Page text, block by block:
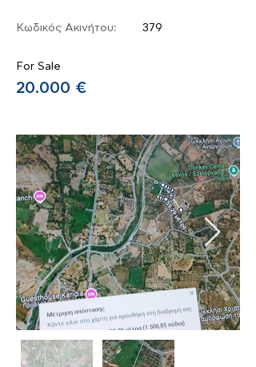
Κωδικός Ακινήτου: 379
For Sale
20.000 €